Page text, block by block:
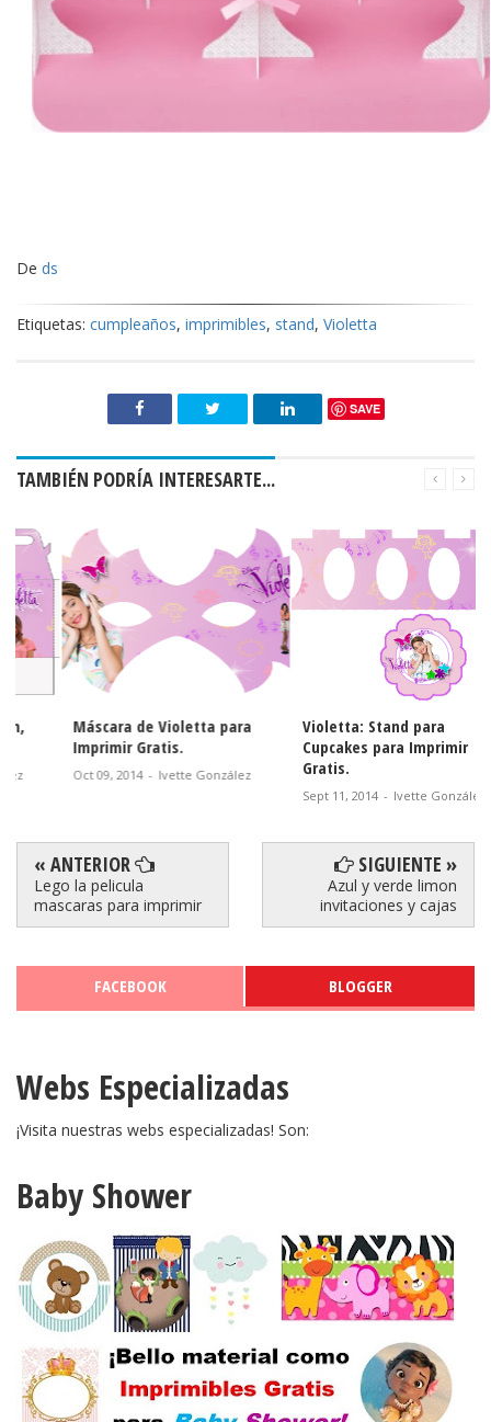
De ds
Etiquetas: cumpleaños, imprimibles, stand, Violetta
SAVE
TAMBIÉN PODRÍA INTERESARTE...
Máscara de Violetta para
Imprimir Gratis.
Oct 09, 2014 - Ivette González
Violetta: Stand para
Cupcakes para Imprimir
Gratis.
Sept 11, 2014 - Ivette González
« ANTERIOR
Lego la pelicula
mascaras para imprimir
SIGUIENTE »
Azul y verde limon
invitaciones y cajas
FACEBOOK BLOGGER
Webs Especializadas
¡Visita nuestras webs especializadas! Son:
Baby Shower